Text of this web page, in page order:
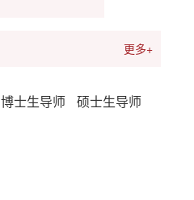
更多+
博士生导师 硕士生导师